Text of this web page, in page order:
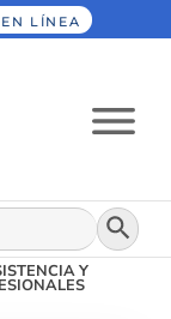
LÍNEA
Botón
Y